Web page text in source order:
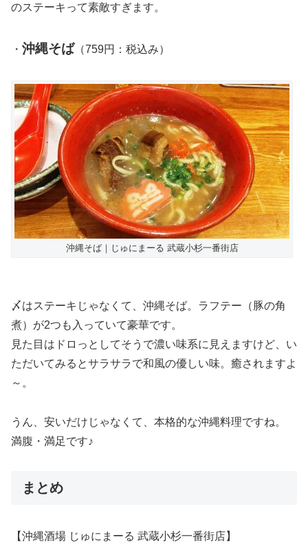
のステーキって素敵すぎます。
・ 沖縄そば （759円：税込み）
沖縄そば｜じゅにまーる 武蔵小杉一番街店
〆はステーキじゃなくて、沖縄そば。ラフテー（豚の角
煮）が2つも入っていて豪華です。
見た目はドロっとしてそうで濃い味系に見えますけど、い
ただいてみるとサラサラで和風の優しい味。癒されますよ
～。
うん、安いだけじゃなくて、本格的な沖縄料理ですね。
満腹・満足です♪
まとめ
【沖縄酒場 じゅにまーる 武蔵小杉一番街店】